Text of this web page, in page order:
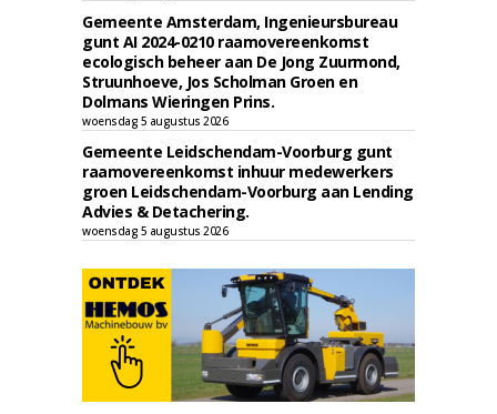
Gemeente Amsterdam, Ingenieursbureau
gunt AI 2024-0210 raamovereenkomst
ecologisch beheer aan De Jong Zuurmond,
Struunhoeve, Jos Scholman Groen en
Dolmans Wieringen Prins.
woensdag 5 augustus 2026
Gemeente Leidschendam-Voorburg gunt
raamovereenkomst inhuur medewerkers
groen Leidschendam-Voorburg aan Lending
Advies & Detachering.
woensdag 5 augustus 2026